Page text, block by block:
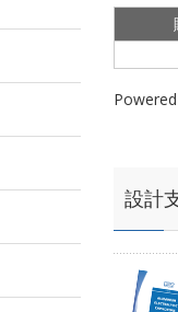
設計